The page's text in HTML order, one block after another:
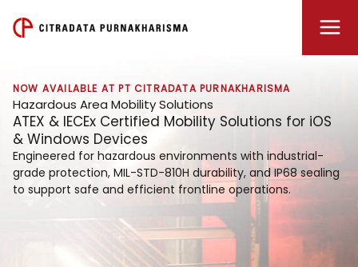
NOW AVAILABLE AT PT CITRADATA PURNAKHARISMA
Hazardous Area Mobility Solutions
ATEX & IECEx Certified Mobility Solutions for iOS
& Windows Devices
Engineered for hazardous environments with industrial-
grade protection, MIL-STD-810H durability, and IP68 sealing
to support safe and efficient frontline operations.